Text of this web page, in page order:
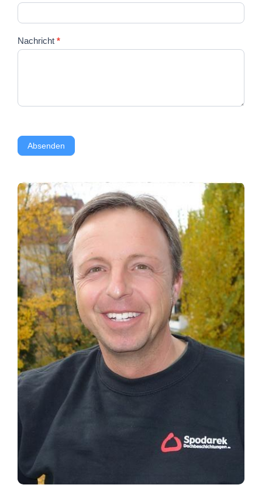
Nachricht *
Absenden